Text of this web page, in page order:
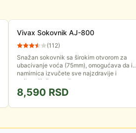
Vivax Sokovnik AJ-800
(112)
Snažan sokovnik sa širokim otvorom za
ubacivanje voća (75mm), omogućava da iz
namirnica izvučete sve najzdravije i
najhranljivije sastojke.
8,590 RSD